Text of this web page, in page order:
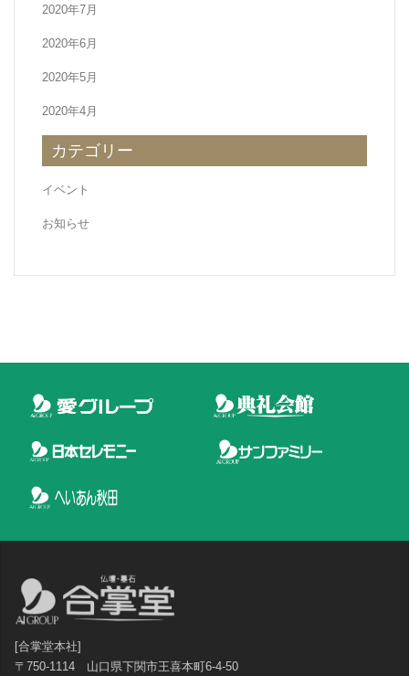
2020年7月
2020年6月
2020年5月
2020年4月
カテゴリー
イベント
お知らせ
[合掌堂本社]
〒750-1114 山口県下関市王喜本町6-4-50